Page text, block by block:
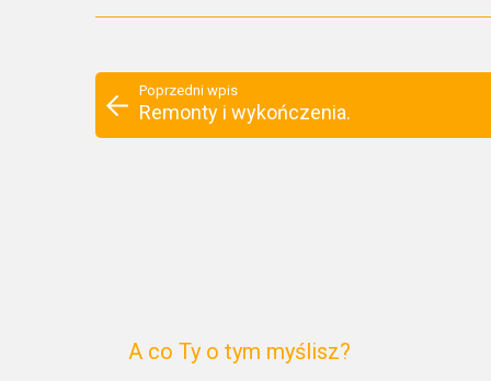
Poprzedni wpis
Remonty i wykończenia.
A co Ty o tym myślisz?